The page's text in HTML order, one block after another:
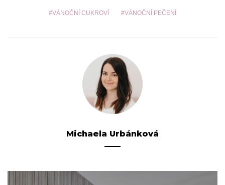
VÁNOČNÍ CUKROVÍ VÁNOČNÍ PEČENÍ
Michaela Urbánková